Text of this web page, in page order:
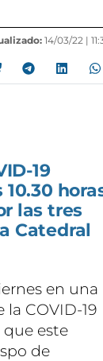
14/03/22 |
19
las tres
Catedral
en una
COVID-19
este
de